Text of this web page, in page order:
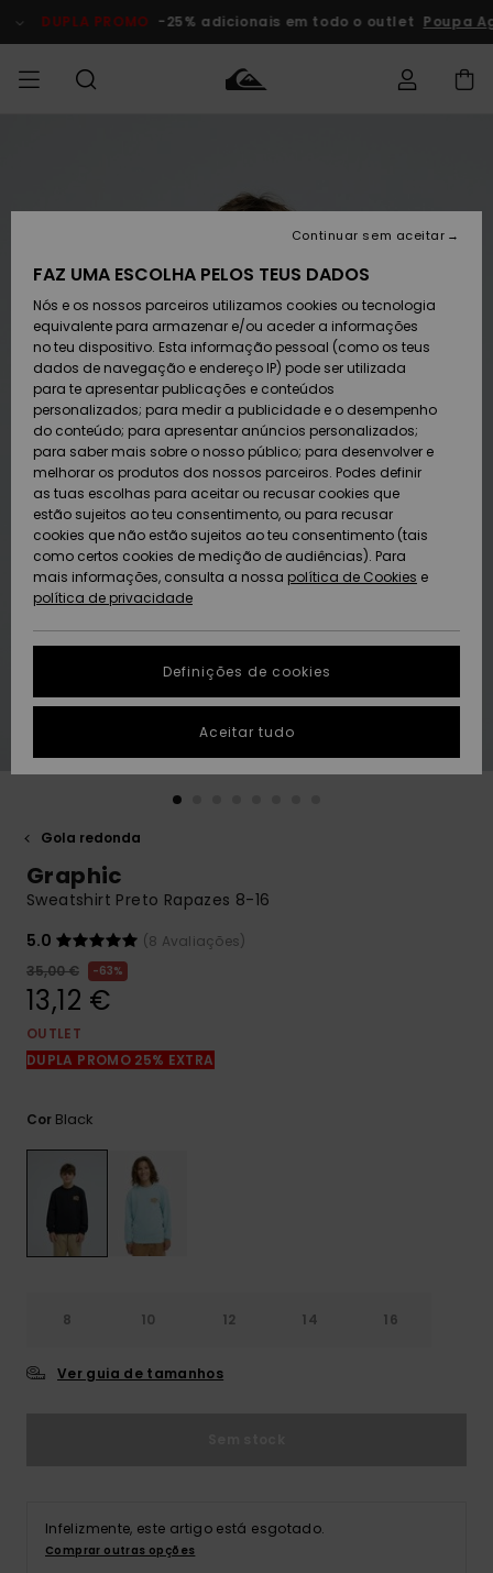
do
DUPLA PROMO -25% adicionais em todo o outlet Poupa
Calçado e
chinelos
Surfe/água
Snow
Artigos
recém-
chegados
Coleções
MENINO
Calçado e
chinelos
Surfe/água
Neve
Artigos
recém-
chegados
Highlights
MULHER
chegados
Highlights
Snow
SURF
Crianças
Highlights
Community
SNOW
Homem
Artigos
Criança
Snow Shop
Feminino
Highlights
Community
DUPLA
PROMO
Criança
Outlet
Mulher
AJUDA
Devoluções
Pagamento
Cartão
presente
Quiksilver
Freedom
Protecção de
dados
Guia de
tamanhos
conversa para
obteres a
resposta mais
Encontra
respostas
para as
formulário de
contacto.
SUSTAINABILITY
PRESENTE
DESEJO
Gola redonda
Graphic
Sweatshirt Preto Rapazes 8-16
5.0
(8 Avaliações)
35,00 €
63%
13,12 €
OUTLET
DUPLA PROMO 25% EXTRA
Cor Black
8 10 12 14 16
Ver guia de tamanhos
Infelizmente, este artigo está esgotado.
Comprar outras opções
FAZ UMA ESCOLHA PELOS TEUS DADOS
Nós e os nossos parceiros utilizamos cookies ou tecnologia
equivalente para armazenar e/ou aceder a informações
no teu dispositivo. Esta informação pessoal (como os teus
dados de navegação e endereço IP) pode ser utilizada
para te apresentar publicações e conteúdos
personalizados; para medir a publicidade e o desempenho
do conteúdo; para apresentar anúncios personalizados;
para saber mais sobre o nosso público; para desenvolver e
melhorar os produtos dos nossos parceiros. Podes definir
as tuas escolhas para aceitar ou recusar cookies que
estão sujeitos ao teu consentimento, ou para recusar
cookies que não estão sujeitos ao teu consentimento (tais
como certos cookies de medição de audiências). Para
mais informações, consulta a nossa política de Cookies e
política de privacidade
Definições de cookies
Continuar sem aceitar
Aceitar tudo